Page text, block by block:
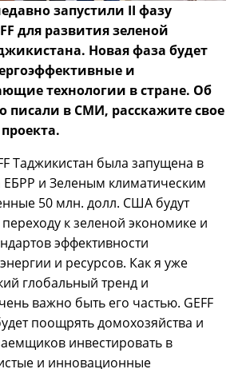
запустили II фазу
для развития зеленой
Новая фаза будет
и
технологии в стране. Об
писали в СМИ, расскажите свое
Таджикистан была запущена в
ЕБРР и Зеленым климатическим
50 млн. долл. США будут
переходу к зеленой экономике и
эффективности
и ресурсов. Как я уже
глобальный тренд и
важно быть его частью. GEFF
поощрять домохозяйства и
инвестировать в
и инновационные